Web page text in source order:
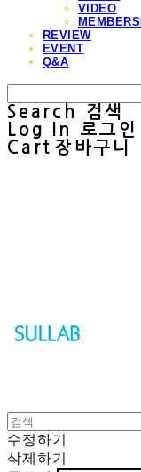
VIDEO
REVIEW
EVENT
Q&A
Search
검색
Log In
로그인
Cart 장바구니
수정하기
삭제하기